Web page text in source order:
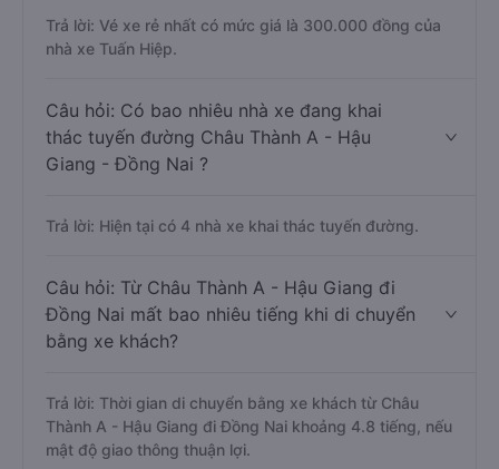
Trả lời: Vé xe rẻ nhất có mức giá là 300.000 đồng của
nhà xe Tuấn Hiệp.
Câu hỏi: Có bao nhiêu nhà xe đang khai
thác tuyến đường Châu Thành A - Hậu
Giang - Đồng Nai ?
Trả lời: Hiện tại có 4 nhà xe khai thác tuyến đường.
Câu hỏi: Từ Châu Thành A - Hậu Giang đi
Đồng Nai mất bao nhiêu tiếng khi di chuyển
bằng xe khách?
Trả lời: Thời gian di chuyển bằng xe khách từ Châu
Thành A - Hậu Giang đi Đồng Nai khoảng 4.8 tiếng, nếu
mật độ giao thông thuận lợi.